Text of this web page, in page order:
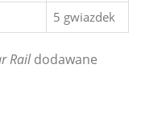
5 gwiazdek
Raildodawane